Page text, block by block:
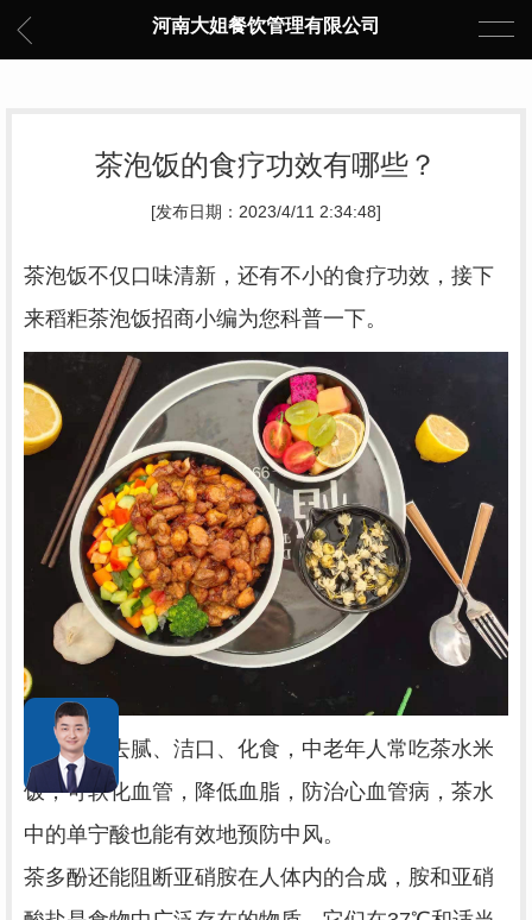
河南大姐餐饮管理有限公司
茶泡饭的食疗功效有哪些？
[发布日期：2023/4/11 2:34:48]
茶泡饭不仅口味清新，还有不小的食疗功效 ， 接下
来稻粔茶泡饭招商小编为您科普一下。
茶泡饭能去腻、洁口、化食，中老年人常吃茶水米
饭，可软化血管，降低血脂，防治心血管病，茶水
中的单宁酸也能有效地预防中风。
茶多酚还能阻断亚硝胺在人体内的合成，胺和亚硝